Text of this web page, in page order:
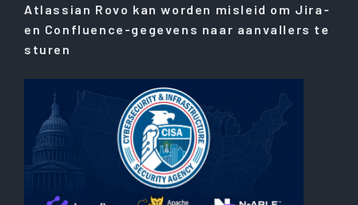
Atlassian Rovo kan worden misleid om Jira-
en Confluence-gegevens naar aanvallers te
sturen